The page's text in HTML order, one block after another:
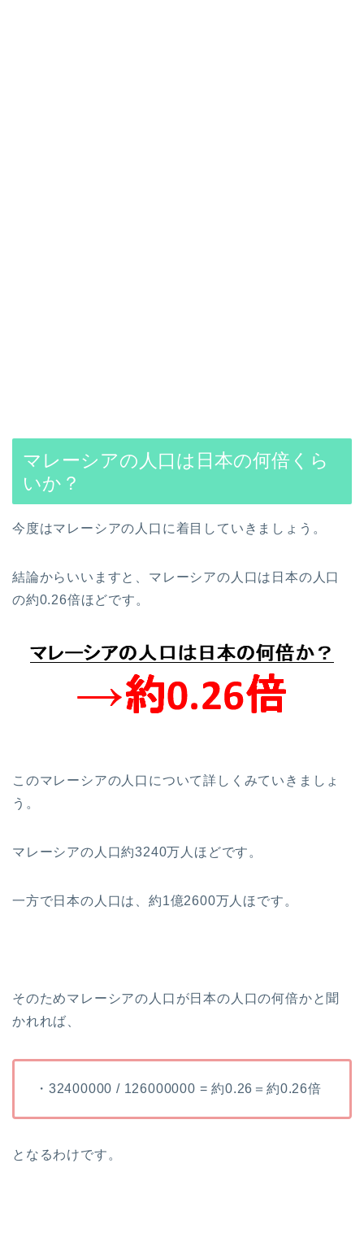
マレーシアの人口は日本の何倍くら
いか？
今度はマレーシアの人口に着目していきましょう。
結論からいいますと、マレーシアの人口は日本の人口
の約0.26倍ほどです。
このマレーシアの人口について詳しくみていきましょ
う。
マレーシアの人口約3240万人ほどです。
一方で日本の人口は、約1億2600万人ほです。
そのためマレーシアの人口が日本の人口の何倍かと聞
かれれば、
・32400000 / 126000000 = 約0.26＝約0.26倍
となるわけです。